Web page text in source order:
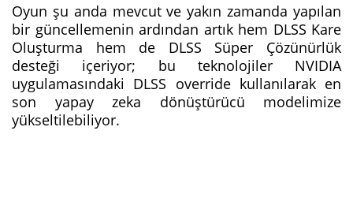
Oyun şu anda mevcut ve yakın zamanda yapılan
bir güncellemenin ardından artık hem DLSS Kare
Oluşturma hem de DLSS Süper Çözünürlük
desteği içeriyor; bu teknolojiler NVIDIA
uygulamasındaki DLSS override kullanılarak en
son yapay zeka dönüştürücü modelimize
yükseltilebiliyor.